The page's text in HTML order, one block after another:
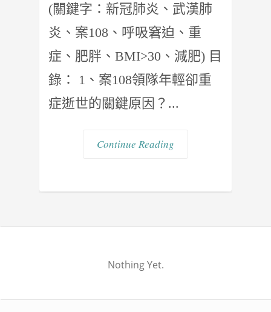
(關鍵字：新冠肺炎、武漢肺
炎、案108、呼吸窘迫、重
症、肥胖、BMI>30、減肥) 目
錄： 1、案108領隊年輕卻重
症逝世的關鍵原因？...
Continue Reading
Nothing Yet.